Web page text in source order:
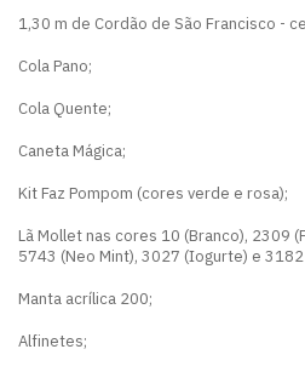
1,30 m de Cordão de São Francisco -
Cola Pano;
Cola Quente;
Caneta Mágica;
Kit Faz Pompom (cores verde e rosa);
Lã Mollet nas cores 10 (Branco), 2309
5743 (Neo Mint), 3027 (Iogurte) e 3182
Manta acrílica 200;
Alfinetes;